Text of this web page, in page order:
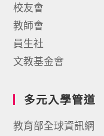
校友會
教師會
員生社
文教基金會
多元入學管道
教育部全球資訊網